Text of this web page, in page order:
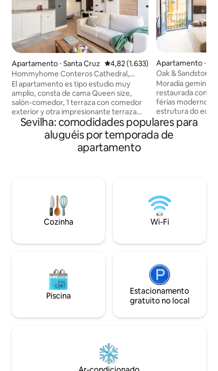
Apartamento ⋅ Santa Cruz 4,82 de uma avaliação média de
4,82 (1.633)
Hommyhome Conteros Cathedral,
cobertura com terraço...
El apartamento es tipo estudio muy
amplio, consta de cama Queen size,
salón-comedor, 1 terraza con comedor
exterior y otra impresionante terraza
con sofá, ducha y tumbonas, 2 terrazas
privadas con vistas privilegiadas de la
Catedral. Las vistas son inmejorables. El
apartamento cuenta con un diseño
estar es el lugar perfecto para relajarse
después de un día explorando la ciudad y
cuenta con un cómodo sofá, una mesa
de comedor para cuatro personas y un
está totalmente equipada con todo lo
vitrocerámica, cafetera y utensilios de
cocina. Cuenta con una cama doble
queen size y el cuarto de baño está
equipado con una ducha y artículos de
por negocios o por placer, este
y descubra todo lo que esta maravillosa
ciudad tiene para ofrecer. Se accede al
apartamento mediante un ascensor. A
Apartamento ⋅
uo
Oak & Sandstone
Apartamentos
Moradia
restaurada
férias moderno
estrutura do
modernos
estilo industrial.
francesas com
carvalho. O terraço compartilhado no
último andar
o telhado da
Sevilha: comodidades populares para
aluguéis por temporada de
apartamento
Cozinha Wi-Fi
Piscina
Estacionamento
gratuito no local